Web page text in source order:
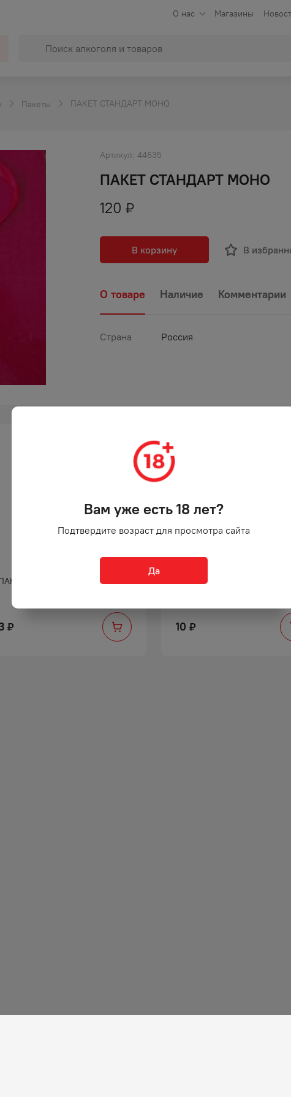
О нас Магазины
Пакеты ПАКЕТ СТАНДАРТ МОНО
Артикул: 44635
ПАКЕТ СТАНДАРТ МОНО
120 ₽
В корзину В
О товаре Наличие Комментарии
Страна Россия
МАЙКА 24*45 10МКМ
₽
ПАКЕТ МАЙКА 33*55
10 ₽
Вам уже есть 18 лет?
Подтвердите возраст для просмотра сайта
Да